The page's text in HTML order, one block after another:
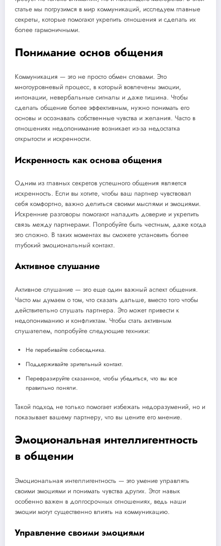
статье мы погрузимся в мир коммуникаций, исследуем главные
секреты, которые помогают укрепить отношения и сделать их
более гармоничными.
Понимание основ общения
Коммуникация — это не просто обмен словами. Это
многоуровневый процесс, в который вовлечены эмоции,
интонации, невербальные сигналы и даже тишина. Чтобы
сделать общение более эффективным, нужно понимать его
основы и осознавать собственные чувства и желания. Часто в
отношениях недопонимание возникает из-за недостатка
открытости и искренности.
Искренность как основа общения
Одним из главных секретов успешного общения является
искренность. Если вы хотите, чтобы ваш партнер чувствовал
себя комфортно, важно делиться своими мыслями и эмоциями.
Искренние разговоры помогают наладить доверие и укрепить
связь между партнерами. Попробуйте быть честным, даже когда
это сложно. В таких моментах вы сможете установить более
глубокий эмоциональный контакт.
Активное слушание
Активное слушание — это еще один важный аспект общения.
Часто мы думаем о том, что сказать дальше, вместо того чтобы
действительно слушать партнера. Это может привести к
недопониманию и конфликтам. Чтобы стать активным
слушателем, попробуйте следующие техники:
Не перебивайте собеседника.
Поддерживайте зрительный контакт.
Перефразируйте сказанное, чтобы убедиться, что вы все
правильно поняли.
Такой подход не только помогает избежать недоразумений, но и
показывает вашему партнеру, что вы цените его мнение.
Эмоциональная интеллигентность
в общении
Эмоциональная интеллигентность — это умение управлять
своими эмоциями и понимать чувства других. Этот навык
особенно важен в долгосрочных отношениях, ведь наши
эмоции могут существенно влиять на коммуникацию.
Управление своими эмоциями